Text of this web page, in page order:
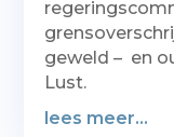
geweld – en
Lust.
lees meer...